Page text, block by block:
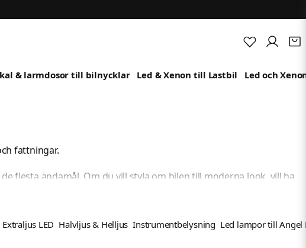
& larmdosor till bilnycklar Led & Xenon till Lastbil Led och
fattningar.
flesta ändamål. Om du vill styla om bilen till moderna look, vill ha
Extraljus LED Halvljus & Helljus Instrumentbelysning Led lampor till Angel